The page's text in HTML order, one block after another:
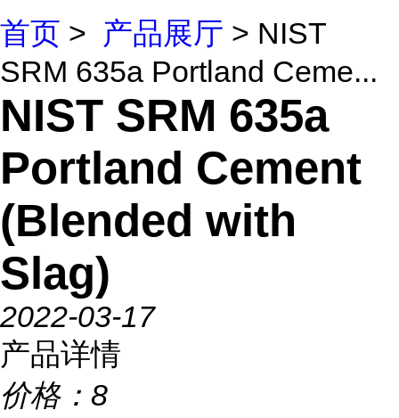
首页 > 产品展厅 > NIST
SRM 635a Portland Ceme...
NIST SRM 635a
Portland Cement
(Blended with
Slag)
2022-03-17
产品详情
价格： 8